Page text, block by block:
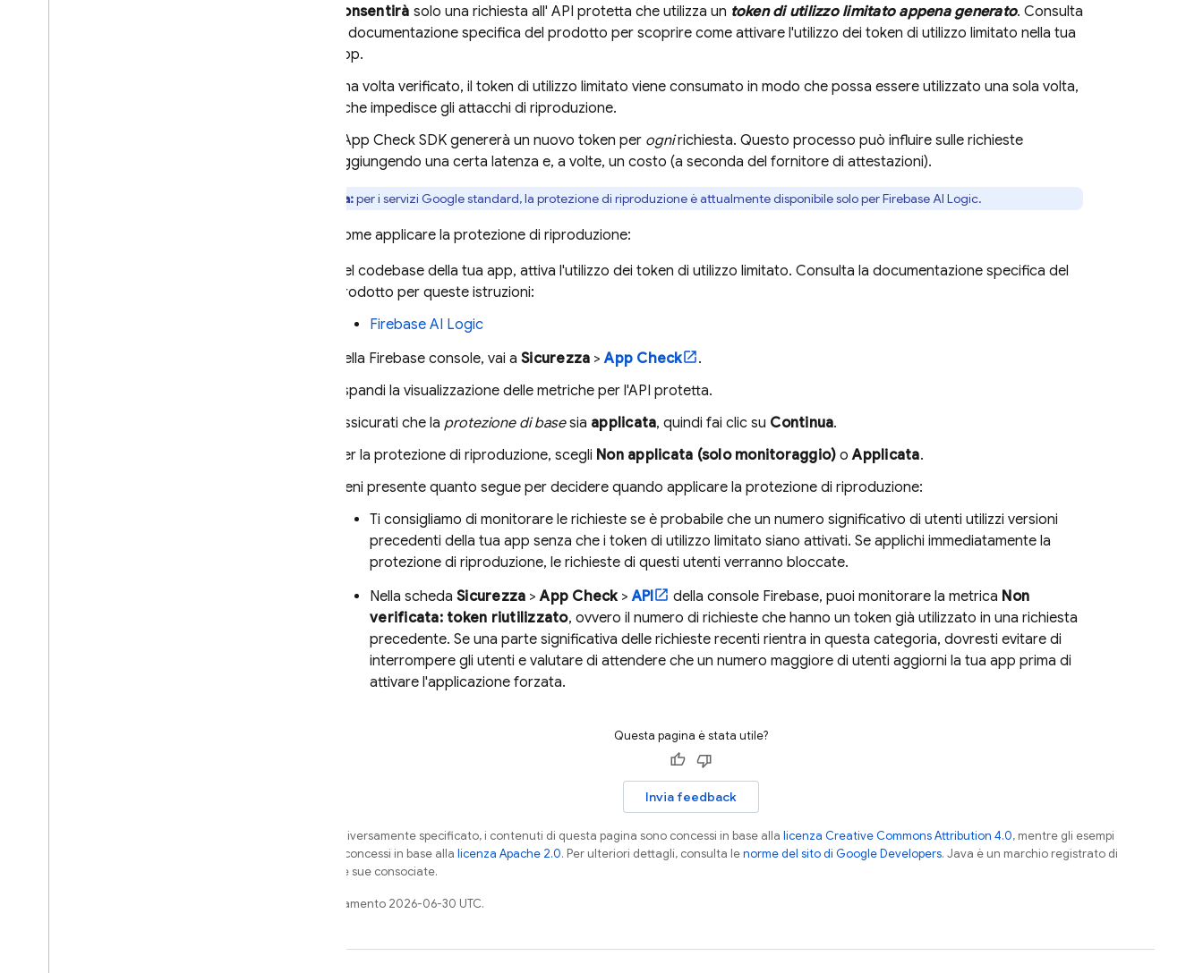
consentirà solo una richiesta all' API protetta che utilizza un token di utilizzo limitato appena generato. Consulta
la documentazione specifica del prodotto per scoprire come attivare l'utilizzo dei token di utilizzo limitato nella tua
app.
Una volta verificato, il token di utilizzo limitato viene consumato in modo che possa essere utilizzato una sola volta,
il che impedisce gli attacchi di riproduzione.
App Check SDK genererà un nuovo token per ognirichiesta. Questo processo può influire sulle richieste
aggiungendo una certa latenza e, a volte, un costo (a seconda del fornitore di attestazioni).
Nota:per i servizi Google standard, la protezione di riproduzione è attualmente disponibile solo perFirebase AI Logic.
Ecco come applicare la protezione di riproduzione:
Nel codebase della tua app, attiva l'utilizzo dei token di utilizzo limitato. Consulta la documentazione specifica del
prodotto per queste istruzioni:
Firebase AI Logic
Nella Firebase console, vai a Sicurezza >App Check
.
Espandi la visualizzazione delle metriche per l'API protetta.
Assicurati che la protezione di basesia applicata, quindi fai clic su Continua.
Per la protezione di riproduzione, scegli Non applicata (solo monitoraggio) oApplicata.
Tieni presente quanto segue per decidere quando applicare la protezione di riproduzione:
Ti consigliamo di monitorare le richieste se è probabile che un numero significativo di utenti utilizzi versioni
precedenti della tua app senza che i token di utilizzo limitato siano attivati. Se applichi immediatamente la
protezione di riproduzione, le richieste di questi utenti verranno bloccate.
Nella scheda Sicurezza >App Check>API della console Firebase, puoi monitorare la metrica Non
verificata: token riutilizzato, ovvero il numero di richieste che hanno un token già utilizzato in una richiesta
precedente. Se una parte significativa delle richieste recenti rientra in questa categoria, dovresti evitare di
interrompere gli utenti e valutare di attendere che un numero maggiore di utenti aggiorni la tua app prima di
attivare l'applicazione forzata.
Questa pagina è stata utile?
Invia feedback
Salvo quando diversamente specificato, i contenuti di questa pagina sono concessi in base alla licenza Creative Commons Attribution 4.0, mentre gli esempi
di codice sono concessi in base alla licenza Apache 2.0. Per ulteriori dettagli, consulta lenorme del sito di Google Developers. Java è un marchio registrato di
Oracle e/o delle sue consociate.
Ultimo aggiornamento 2026-06-30 UTC.